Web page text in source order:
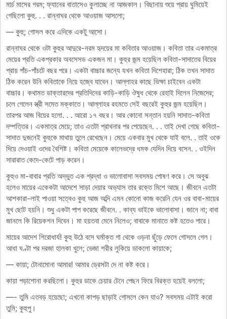
মার্চ মাসের গরম; ফ্যানের বাতাসেও কুলাচ্ছে না আজকাল। বিছানায় শুয়ে প্রায় ঘুমিয়েই
গেছিলো কুহু. . . রান্নাঘর থেকে আওয়াজ আসলো;
— কুহু; গোসল করে এদিকে একটু আসো।
রান্নাঘর থেকে ওটা কুহুর আদুরে-নরম হৃদয়ের মা কবিতার আওয়াজ। কবিতা তার একমাত্র
মেয়ের প্রতি একপ্রকার অবসেসড একজন মা। কুহুর জন্ম হয়েছিল কবিতা-সাদাতের বিয়ের
প্রায় পাঁচ-পাঁচটে বছর পরে। একটা বাচ্চার জন্যে যখন কবিতা দিশেহারা; ঠিক তখন সাদাত
ঠিক করেন উনি কবিতাকে নিয়ে হজ্বে যাবেন। আল্লাহর কাছে ভিক্ষা চাইবেন একটা
বাচ্চার। কথামত ডাক্তারদের প্রতিদিনের কাড়ি-কাড়ি ঔষুধ থেকে রেহাই দিলেন নিজেদের;
চলে গেলেন স্ত্রী সমেত মক্কাতে। আল্লাহর রহমতে সেই বছরেই কুহুর জন্ম হয়েছিল।
তারপর আজ বিয়ের হলো. . . আরো ১৭ বছর। আর কোনো সন্তান হয়নি সাদাত-কবিতা
দম্পত্তির। একমাত্র মেয়ে; তাও এতটা প্রাথনার পর পেয়েছেন. . . তাই দেখা গেছে কবিতা-
সাদাত দুজনেই কুহুকে মাথায় তুলে রেখেছেন। মেয়ে একবার মুখ থেকে যাই বলে. . তাই ওকে
দিয়ে দেওয়াই ওদের বৈশিষ্ট। কবিতা মেয়েকে কালেভদ্রে ধমক যেদিন দিয়ে বসেন. . ওইদিন
সারারাত কেদে-কেটে পাড় করেন।
কুহুও মা-বাবার প্রতি অদ্ভুত এক শ্রদ্ধা ও ভালোবাসা সবসময় পোষণ করে। সে অবুঝ
হলেও মায়ের একেকটা আদেশে সাড়া দেয়ার অভ্যাস তার রক্তে মিশে আছে। জীবনে এতটা
আশকারা-লাই পাওয়া সত্বেও কুহু আজ অব্দি এমন কোনো কাজ করেনি যেন ওর বাবা-মায়ের
মুখ ছোট হয়নি। শুধু একটা পাপ করেছে জীবনে. . কাব্য ভাইকে ভালোবাসা। জানে না; বাবা
জানলে কি রিয়েকশন দিবেন। মা হয়তবা মেনে নিলেও; বাবাকে মানাতে কষ্ট হতেও পারে।
মায়ের আদেশ শিরোধার্য! কুহু উঠে বসে ঘর্মাক্ত গা থেকে ওড়না ছুঁড়ে ফেলে গোসলে গেল।
আধা ঘণ্টা পর দরজা হালকা খুলে; ভেজা শরীর লুকিয়ে ডাকলো কায়াকে;
— কায়া; টোনামোনা আমার! আমার ড্রেসটা দে না কষ্ট করে।
কায়া পড়াশোনা করছিলো। কুহুর ডাকে চেয়ার টেনে পেছন ফিরে বিরক্ত হয়েই বললো;
—- তুমি এতবড় হয়েছো; এখনো কাপড় ছাড়াই গোসলে কেন যাও? সবসময় এটাই করো
তুমি; কুহুপু।